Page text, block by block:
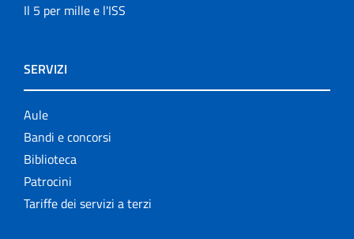
Il 5 per mille e l'ISS
SERVIZI
Aule
Bandi e concorsi
Biblioteca
Patrocini
Tariffe dei servizi a terzi